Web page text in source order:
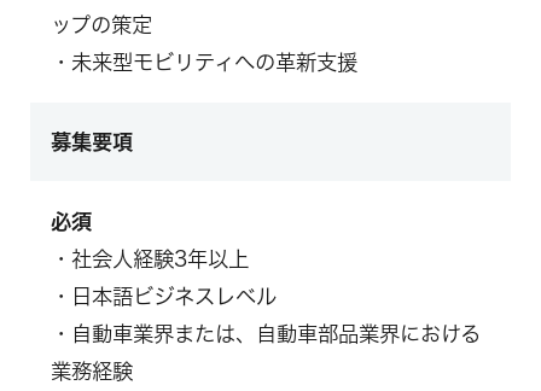
ップの策定
・未来型モビリティへの革新支援
募集要項
必須
・社会人経験3年以上
・日本語ビジネスレベル
・自動車業界または、自動車部品業界における
業務経験